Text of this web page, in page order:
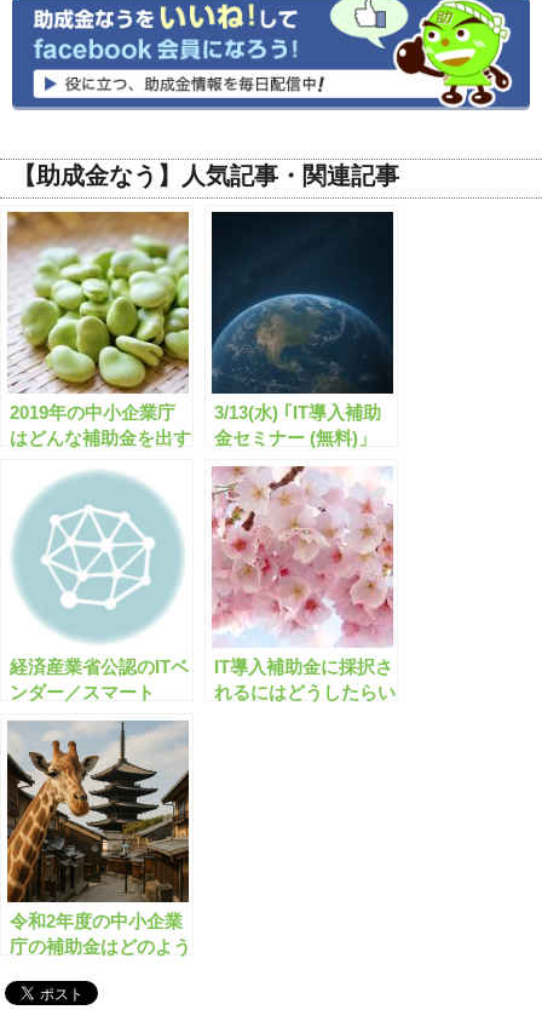
【助成金なう】人気記事・関連記事
2019年の中小企業庁
はどんな補助金を出す
3/13(水) ｢IT導入補助
金セミナー (無料)」
(東京会場/全国配信)
開催のお知らせ
経済産業省公認のITベ
ンダー／スマート
SMEサポーターと
は？
IT導入補助金に採択さ
れるにはどうしたらい
令和2年度の中小企業
庁の補助金はどのよう